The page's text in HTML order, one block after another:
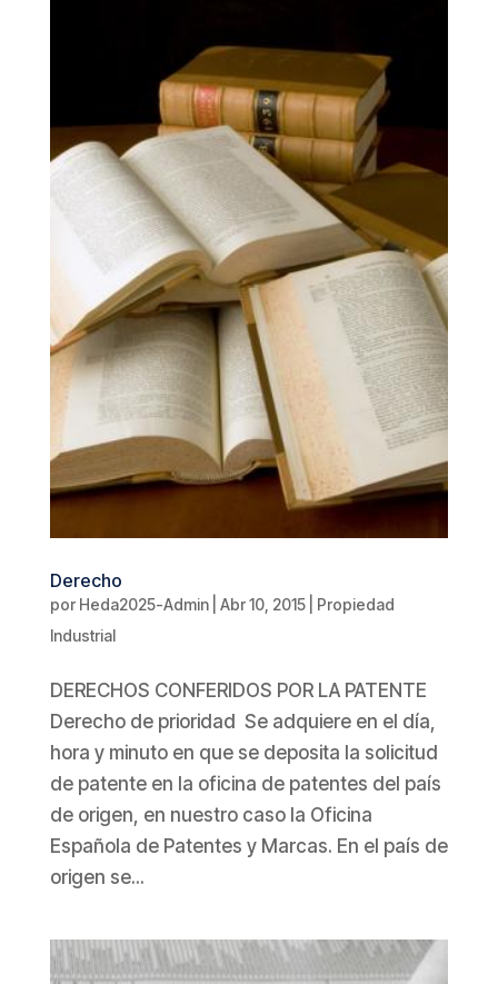
Derecho
por Heda2025-Admin| Abr 10, 2015| Propiedad
Industrial
DERECHOS CONFERIDOS POR LA PATENTE
Derecho de prioridad Se adquiere en el día,
hora y minuto en que se deposita la solicitud
de patente en la oficina de patentes del país
de origen, en nuestro caso la Oficina
Española de Patentes y Marcas. En el país de
origen se...